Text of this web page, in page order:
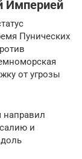
Империей
Пунических
от угрозы
направил
и